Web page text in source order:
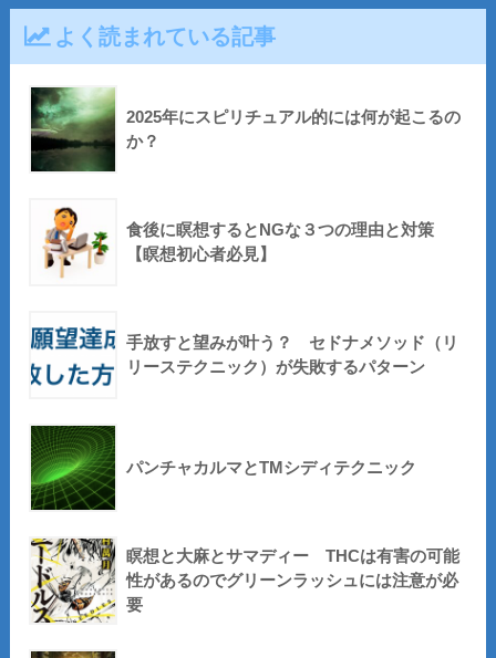
よく読まれている記事
2025年にスピリチュアル的には何が起こるの
か？
食後に瞑想するとNGな３つの理由と対策
【瞑想初心者必見】
手放すと望みが叶う？ セドナメソッド（リ
リーステクニック）が失敗するパターン
パンチャカルマとTMシディテクニック
瞑想と大麻とサマディー THCは有害の可能
性があるのでグリーンラッシュには注意が必
要